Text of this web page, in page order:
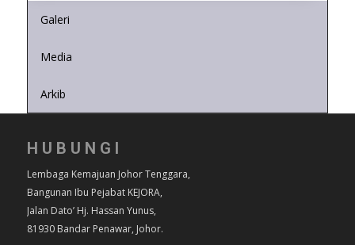
Galeri
Media
Arkib
HUBUNGI
Lembaga Kemajuan Johor Tenggara,
Bangunan Ibu Pejabat KEJORA,
Jalan Dato’ Hj. Hassan Yunus,
81930 Bandar Penawar, Johor.